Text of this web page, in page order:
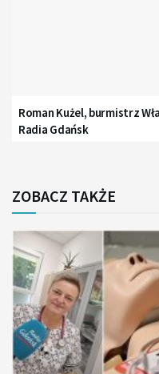
Roman Kużel, burmistrz
Radia Gdańsk
ZOBACZ TAKŻE